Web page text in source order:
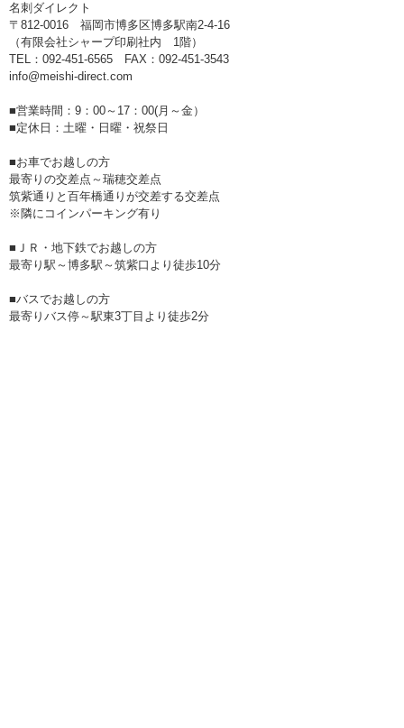
名刺ダイレクト
〒812-0016 福岡市博多区博多駅南2-4-16
（有限会社シャープ印刷社内 1階）
TEL：092-451-6565 FAX：092-451-3543
info@meishi-direct.com
■営業時間：9：00～17：00(月～金）
■定休日：土曜・日曜・祝祭日
■お車でお越しの方
最寄りの交差点～瑞穂交差点
筑紫通りと百年橋通りが交差する交差点
※隣にコインパーキング有り
■ＪＲ・地下鉄でお越しの方
最寄り駅～博多駅～筑紫口より徒歩10分
■バスでお越しの方
最寄りバス停～駅東3丁目より徒歩2分